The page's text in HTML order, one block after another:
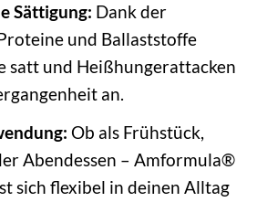
Sättigung: Dank der
und Ballaststoffe
satt und Heißhungerattacken
an.
Ob als Frühstück,
Abendessen – Amformula®
sich flexibel in deinen Alltag